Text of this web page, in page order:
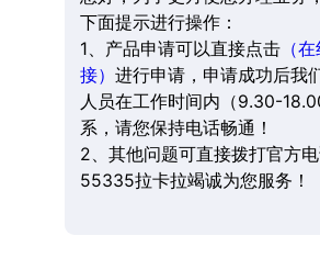
下面提示进行操作：
1、产品申请可以直接点击（在
接） 进行申请，申请成功后我
人员在工作时间内（9.30-
系，请您保持电话畅通！
2、其他问题可直接拨打官方
55335拉卡拉竭诚为您服务！